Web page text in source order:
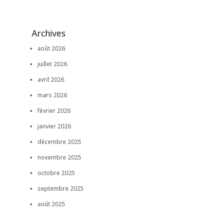
Archives
août 2026
juillet 2026
avril 2026
mars 2026
février 2026
janvier 2026
décembre 2025
novembre 2025
octobre 2025
septembre 2025
août 2025